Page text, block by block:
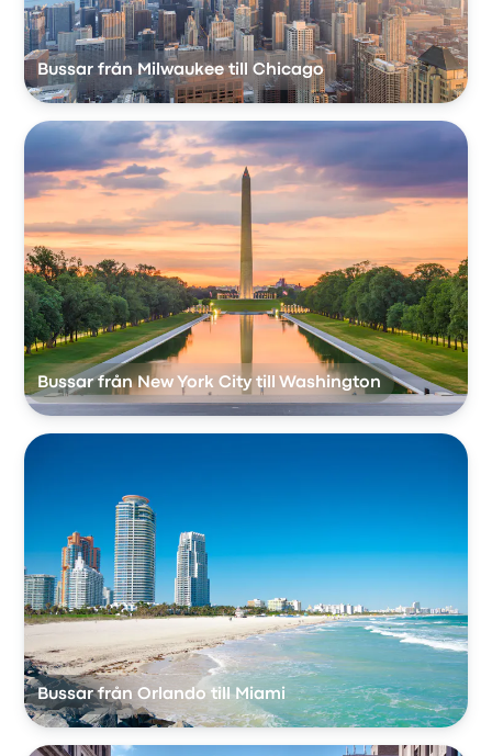
Bussar från Milwaukee till Chicago
Bussar från New York City till Washington
Bussar från Orlando till Miami